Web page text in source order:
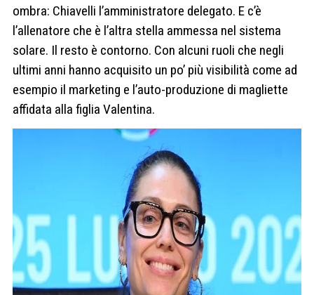
ombra: Chiavelli l’amministratore delegato. E c’è
l’allenatore che è l’altra stella ammessa nel sistema
solare. Il resto è contorno. Con alcuni ruoli che negli
ultimi anni hanno acquisito un po’ più visibilità come ad
esempio il marketing e l’auto-produzione di magliette
affidata alla figlia Valentina.